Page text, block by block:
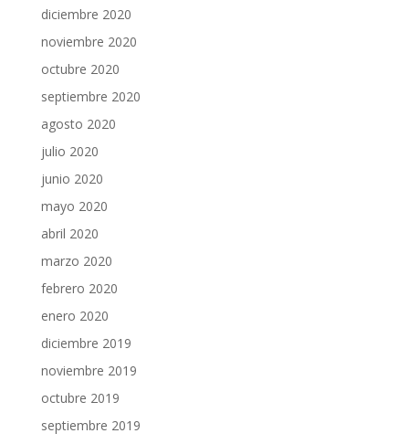
diciembre 2020
noviembre 2020
octubre 2020
septiembre 2020
agosto 2020
julio 2020
junio 2020
mayo 2020
abril 2020
marzo 2020
febrero 2020
enero 2020
diciembre 2019
noviembre 2019
octubre 2019
septiembre 2019